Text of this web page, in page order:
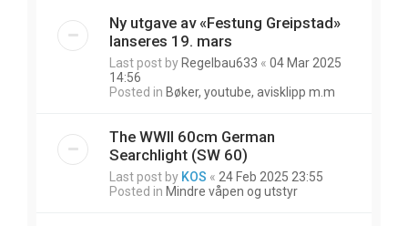
Ny utgave av «Festung Greipstad»
lanseres 19. mars
Last post by Regelbau633 « 04 Mar 2025
14:56
Posted in Bøker, youtube, avisklipp m.m
The WWII 60cm German
Searchlight (SW 60)
Last post by KOS « 24 Feb 2025 23:55
Posted in Mindre våpen og utstyr